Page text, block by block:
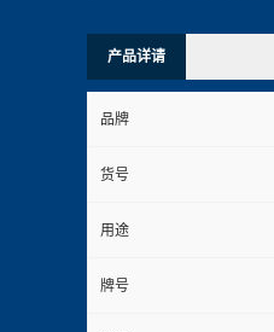
产品详请
品牌
货号
用途
牌号